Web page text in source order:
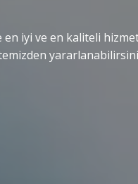
en iyi ve en kaliteli